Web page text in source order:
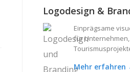
Logodesign &
Einprägsame
für
Mehr erfahren